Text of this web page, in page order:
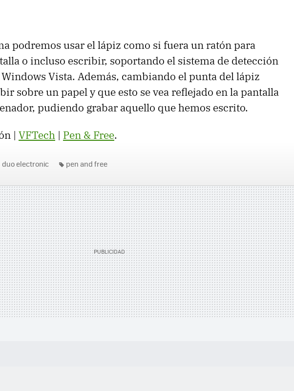
podremos usar el lápiz como si fuera un ratón para
o incluso escribir, soportando el sistema de detección
Vista. Además, cambiando el punta del lápiz
sobre un papel y que esto se vea reflejado en la pantalla
pudiendo grabar aquello que hemos escrito.
| VFTech | Pen & Free.
duo electronic pen and free